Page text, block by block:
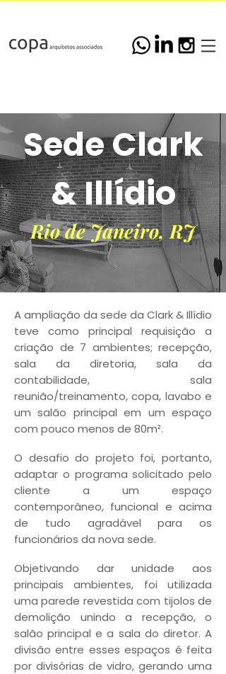
Sede Clark
& Illídio
Rio de Janeiro, RJ
A ampliação da sede da Clark & Illídio
teve como principal requisição a
criação de 7 ambientes; recepção,
sala da diretoria, sala da
contabilidade, sala
reunião/treinamento, copa, lavabo e
um salão principal em um espaço
com pouco menos de 80m².
O desafio do projeto foi, portanto,
adaptar o programa solicitado pelo
cliente a um espaço
contemporâneo, funcional e acima
de tudo agradável para os
funcionários da nova sede.
Objetivando dar unidade aos
principais ambientes, foi utilizada
uma parede revestida com tijolos de
demolição unindo a recepção, o
salão principal e a sala do diretor. A
divisão entre esses espaços é feita
por divisórias de vidro, gerando uma